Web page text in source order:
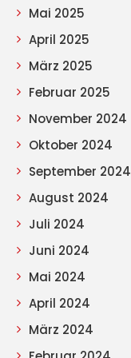
Mai 2025
April 2025
März 2025
Februar 2025
November 2024
Oktober 2024
September 2024
August 2024
Juli 2024
Juni 2024
Mai 2024
April 2024
März 2024